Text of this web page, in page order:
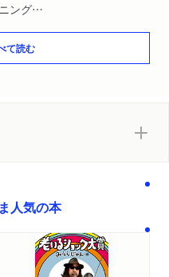
ング
病気の関係
う
て読む
人気の本